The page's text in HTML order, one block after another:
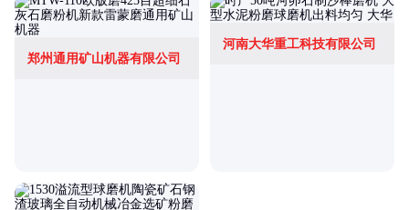
郑州通用矿山机器有限公司
河南大华重工科技有限公司